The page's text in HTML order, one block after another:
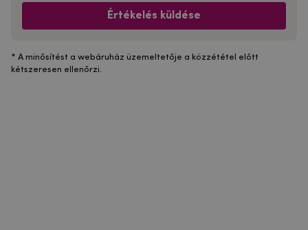
Értékelés küldése
* A minősítést a webáruház üzemeltetője a közzététel előtt
kétszeresen ellenőrzi.